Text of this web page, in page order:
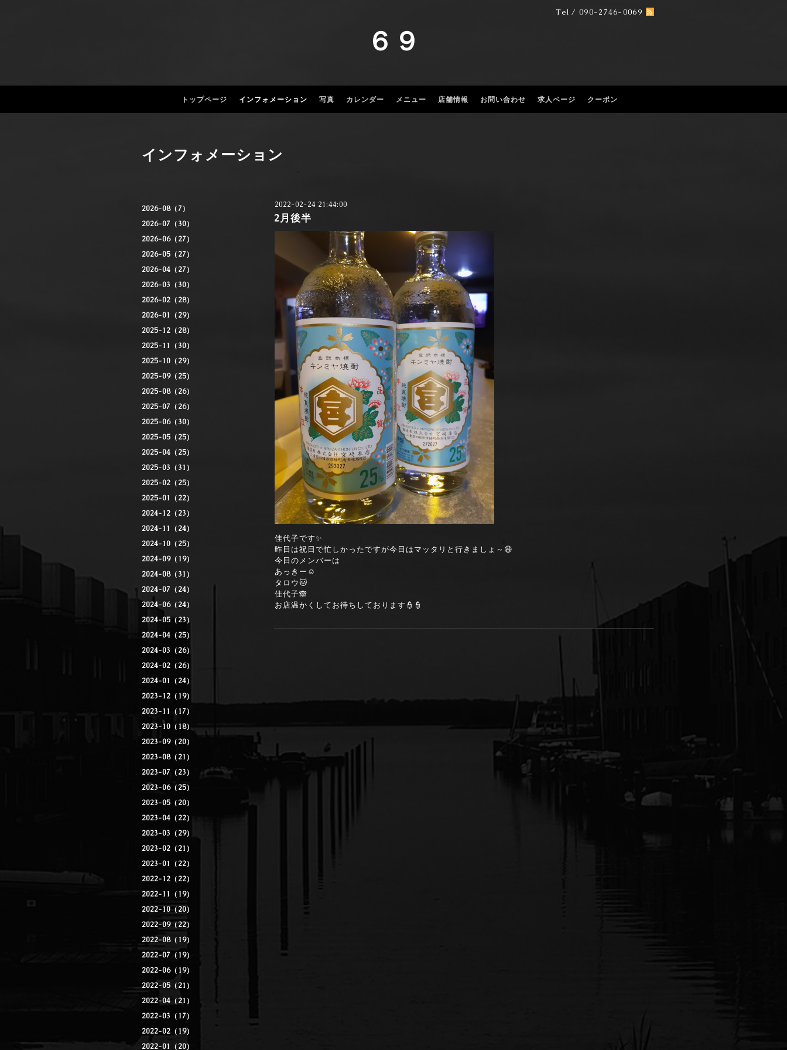
Tel / 090-2746-0069
６９
トップページ インフォメーション 写真 カレンダー メニュー 店舗情報 お問い合わせ 求人ページ クーポン
2026-08（7）
2026-07（30）
2026-06（27）
2026-05（27）
2026-04（27）
2026-03（30）
2026-02（28）
2026-01（29）
2025-12（28）
2025-11（30）
2025-10（29）
2025-09（25）
2025-08（26）
2025-07（26）
2025-06（30）
2025-05（25）
2025-04（25）
2025-03（31）
2025-02（25）
2025-01（22）
2024-12（23）
2024-11（24）
2024-10（25）
2024-09（19）
2024-08（31）
2024-07（24）
2024-06（24）
2024-05（23）
2024-04（25）
2024-03（26）
2024-02（26）
2024-01（24）
2023-12（19）
2023-11（17）
2023-10（18）
2023-09（20）
2023-08（21）
2023-07（23）
2023-06（25）
2023-05（20）
2023-04（22）
2023-03（29）
2023-02（21）
2023-01（22）
2022-12（22）
2022-11（19）
2022-10（20）
2022-09（22）
2022-08（19）
2022-07（19）
2022-06（19）
2022-05（21）
2022-04（21）
2022-03（17）
2022-02（19）
2022-01（20）
インフォメーション
2022-02-24 21:44:00
2月後半
佳代子です✨
昨日は祝日で忙しかったですが今日はマッタリと行きましょ～😆
今日のメンバーは
あっきー☺️
タロウ🐱
佳代子🙈
お店温かくしてお待ちしております👮👮